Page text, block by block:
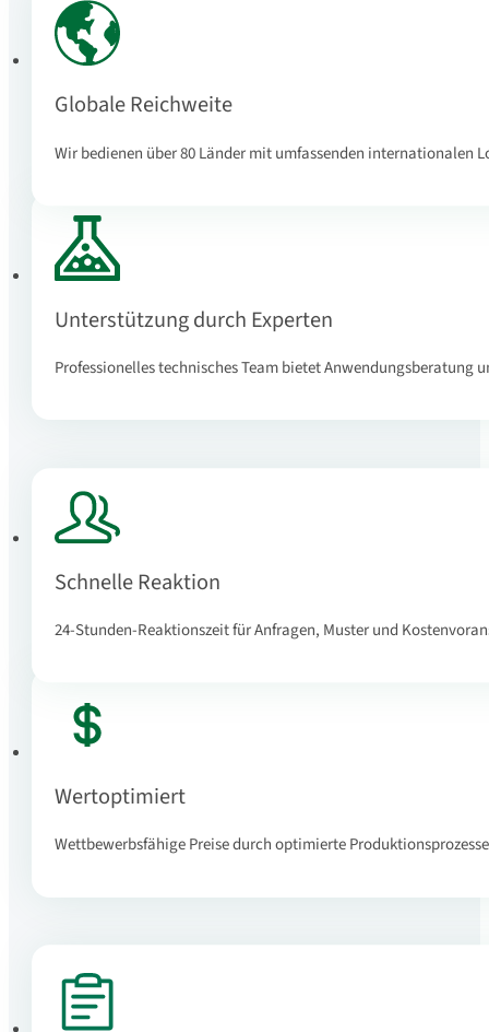
Globale Reichweite
Wir bedienen über 80 Länder mit umfassenden internationalen
Unterstützung durch Experten
Professionelles technisches Team bietet Anwendungsberatung
Schnelle Reaktion
24-Stunden-Reaktionszeit für Anfragen, Muster und
Wertoptimiert
Wettbewerbsfähige Preise durch optimierte Produktionsprozesse